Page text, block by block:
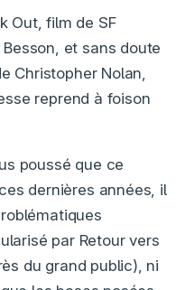
Out, film de SF
et sans doute
Christopher Nolan,
reprend à foison
poussé que ce
dernières années, il
par Retour vers
du grand public), ni